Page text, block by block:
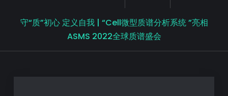
守“质”初心 定义自我 | “Cell微型质谱分析系统 ”亮相
ASMS 2022全球质谱盛会